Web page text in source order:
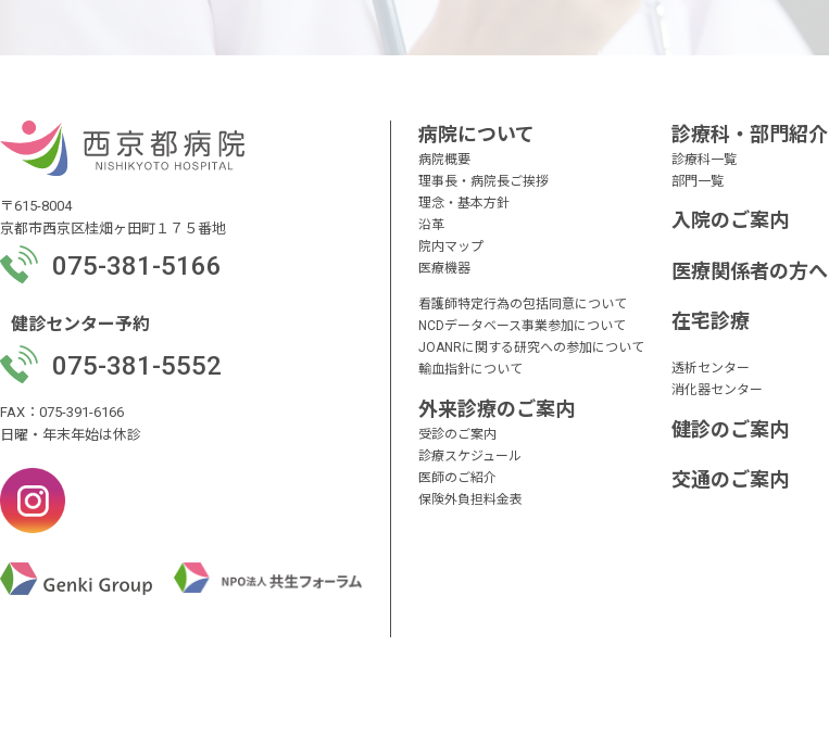
〒615-8004
京都市西京区桂畑ヶ田町１７５番地
075-381-5166
健診センター予約
075-381-5552
FAX：075-391-6166
日曜・年末年始は休診
病院について
病院概要
理事長・病院長ご挨拶
理念・基本方針
沿革
院内マップ
医療機器
看護師特定行為の包括同意について
NCDデータベース事業参加について
JOANRに関する研究への参加について
輸血指針について
外来診療のご案内
受診のご案内
診療スケジュール
医師のご紹介
保険外負担料金表
診療科・部門紹介
診療科一覧
部門一覧
入院のご案内
医療関係者の方へ
在宅診療
透析センター
消化器センター
健診のご案内
交通のご案内